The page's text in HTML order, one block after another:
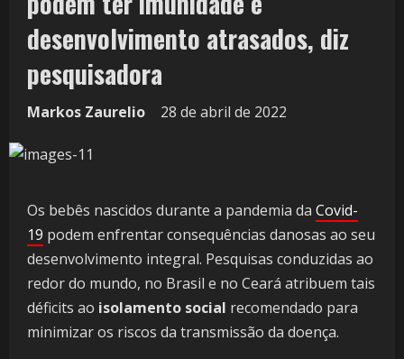
desenvolvimento atrasados, diz
pesquisadora
Markos Zaurelio 28 de abril de 2022
Os bebês nascidos durante a pandemia da Covid-
19 podem enfrentar consequências danosas ao seu
desenvolvimento integral. Pesquisas conduzidas ao
redor do mundo, no Brasil e no Ceará atribuem tais
déficits ao isolamento social recomendado para
minimizar os riscos da transmissão da doença.